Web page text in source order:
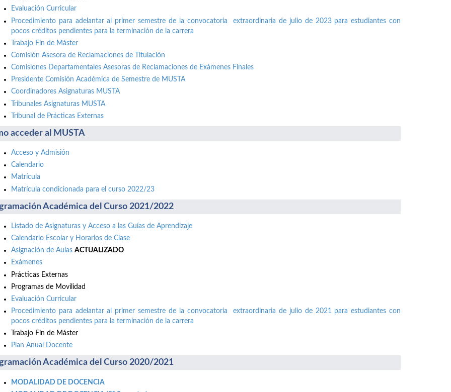
Evaluación Curricular
Procedimiento para adelantar al primer semestre de la convocatoria extraordinaria de julio de 2023 para estudiantes con
pocos créditos pendientes para la terminación de la carrera
Trabajo Fin de Máster
Comisión Asesora de Reclamaciones de Titulación
Comisiones Departamentales Asesoras de Reclamaciones de Exámenes Finales
Presidente Comisión Académica de Semestre de MUSTA
Coordinadores Asignaturas MUSTA
Tribunales Asignaturas MUSTA
Tribunal de Prácticas Externas
acceder al MUSTA
Acceso y Admisión
Calendario
Matrícula
Matrícula condicionada para el curso 2022/23
Académica del Curso 2021/2022
Listado de Asignaturas y Acceso a las Guías de Aprendizaje
Calendario Escolar y Horarios de Clase
Asignación de Aulas ACTUALIZADO
Exámenes
Prácticas Externas
Programas de Movilidad
Evaluación Curricular
Procedimiento para adelantar al primer semestre de la convocatoria extraordinaria de julio de 2021 para estudiantes con
pocos créditos pendientes para la terminación de la carrera
Trabajo Fin de Máster
Plan Anual Docente
Académica del Curso 2020/2021
MODALIDAD DE DOCENCIA